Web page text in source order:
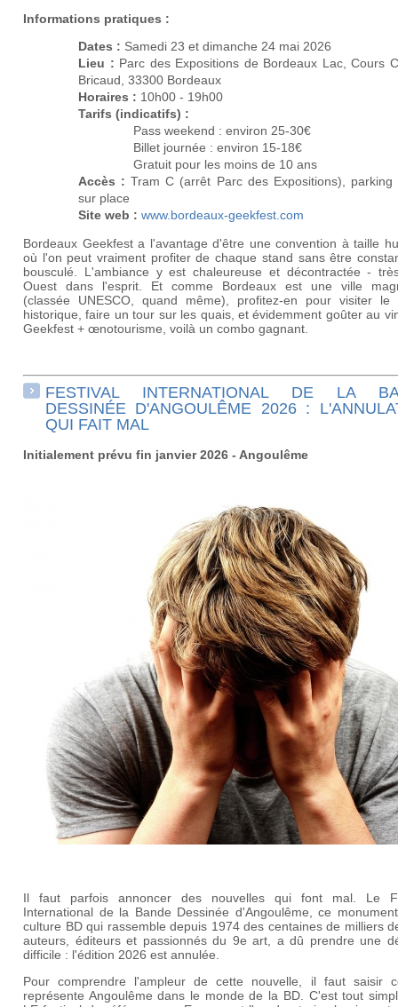
Informations pratiques :
Dates : Samedi 23 et dimanche 24 mai 2026
Lieu : Parc des Expositions de Bordeaux Lac, Cours
Bricaud, 33300 Bordeaux
Horaires : 10h00 - 19h00
Tarifs (indicatifs) :
Pass weekend : environ 25-30€
Billet journée : environ 15-18€
Gratuit pour les moins de 10 ans
Accès : Tram C (arrêt Parc des Expositions), parking
sur place
Site web : www.bordeaux-geekfest.com
Bordeaux Geekfest a l'avantage d'être une convention à taille
où l'on peut vraiment profiter de chaque stand sans être
bousculé. L'ambiance y est chaleureuse et décontractée -
Ouest dans l'esprit. Et comme Bordeaux est une ville
(classée UNESCO, quand même), profitez-en pour visiter le
historique, faire un tour sur les quais, et évidemment goûter au
Geekfest + œnotourisme, voilà un combo gagnant.
FESTIVAL INTERNATIONAL DE LA
DESSINÉE D'ANGOULÊME 2026 :
QUI FAIT MAL
Initialement prévu fin janvier 2026 - Angoulême
Il faut parfois annoncer des nouvelles qui font mal. Le
International de la Bande Dessinée d'Angoulême, ce
culture BD qui rassemble depuis 1974 des centaines de milliers
auteurs, éditeurs et passionnés du 9e art, a dû prendre une
difficile : l'édition 2026 est annulée.
Pour comprendre l'ampleur de cette nouvelle, il faut saisir
représente Angoulême dans le monde de la BD. C'est tout